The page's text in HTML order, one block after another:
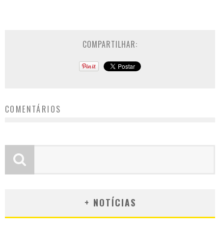
COMPARTILHAR:
COMENTÁRIOS
+ NOTÍCIAS